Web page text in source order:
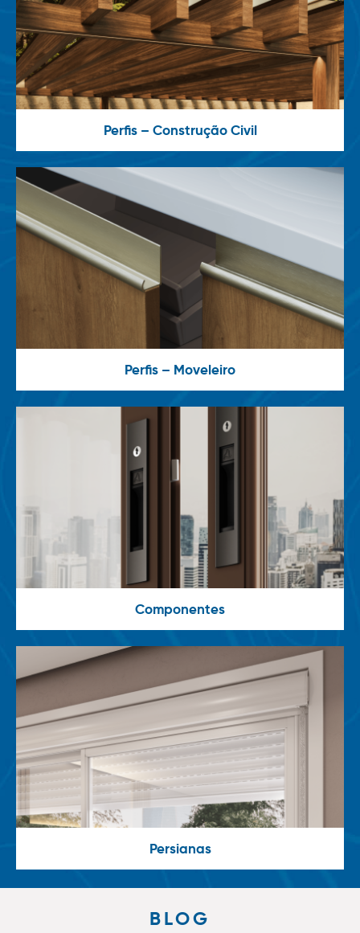
Perfis – Construção Civil
Perfis – Moveleiro
Componentes
Persianas
BLOG